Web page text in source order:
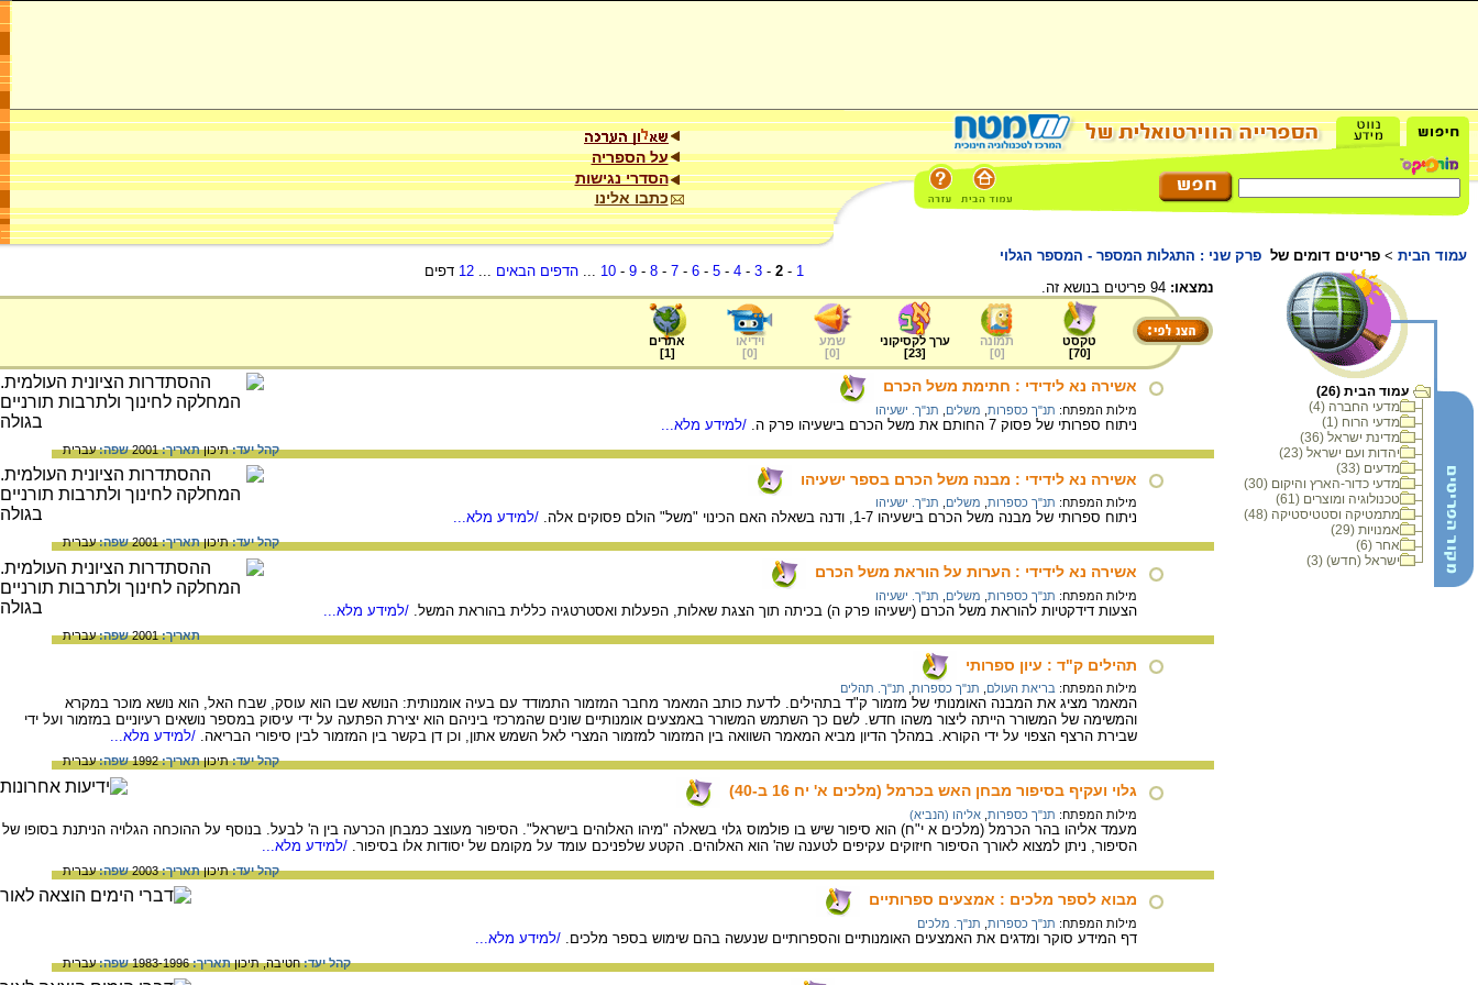
על הספריה
הסדרי נגישות
כתבו אלינו
עמוד הבית > פריטים דומים של פרק שני : התגלות המספר - המספר הגלוי
עמוד הבית (26)
מדעי החברה (4)
מדעי הרוח (1)
מדינת ישראל (36)
יהדות ועם ישראל (23)
מדעים (33)
מדעי כדור-הארץ והיקום (30)
טכנולוגיה ומוצרים (61)
מתמטיקה וסטטיסטיקה (48)
אמנויות (29)
אחר (6)
ישראל (חדש) (3)
1
-
2
-
3
-
4
-
5
-
6
-
7
-
8
-
9
-
10
...הדפים הבאים ...
12 דפים
נמצאו:
טקסט
[
70
]
תמונה
[
0
]
ערך לקסיקוני
[
23
]
שמע
[
0
]
וידיאו
[
0
]
אתרים
[
1
]
אשירה נא לידידי : חתימת משל הכרם
מילות המפתח: תנ"ך כספרות משלים תנ"ך. ישעיהו
ניתוח ספרותי של פסוק 7 החותם את משל הכרם בישעיהו פרק ה. /למידע מלא...
קהל יעד:תיכוןתאריך:2001 שפה:עברית
אשירה נא לידידי : מבנה משל הכרם בספר ישעיהו
מילות המפתח: תנ"ך כספרות משלים תנ"ך. ישעיהו
ניתוח ספרותי של מבנה משל הכרם בישעיהו 1-7, ודנה בשאלה האם הכינוי "משל" הולם פסוקים אלה. /למידע מלא...
קהל יעד:תיכוןתאריך:2001 שפה:עברית
אשירה נא לידידי : הערות על הוראת משל הכרם
מילות המפתח: תנ"ך כספרות משלים תנ"ך. ישעיהו
הצעות דידקטיות להוראת משל הכרם (ישעיהו פרק ה) בכיתה תוך הצגת שאלות, הפעלות ואסטרטגיה כללית בהוראת המשל. /למידע מלא...
תאריך:2001 שפה:עברית
תהילים ק"ד : עיון ספרותי
מילות המפתח: בריאת העולם תנ"ך כספרות תנ"ך. תהלים
המאמר מציג את המבנה האומנותי של מזמור ק"ד בתהילים. לדעת כותב המאמר מחבר המזמור התמודד עם בעיה אומנותית: הנושא שבו הוא עוסק, שבח האל, הוא נושא מוכר במקרא
והמשימה של המשורר הייתה ליצור משהו חדש. לשם כך השתמש המשורר באמצעים אומנותיים שונים שהמרכזי ביניהם הוא יצירת הפתעה על ידי עיסוק במספר נושאים רעיוניים במזמור ועל ידי
שבירת הרצף הצפוי על ידי הקורא. במהלך הדיון מביא המאמר השוואה בין המזמור למזמור המצרי לאל השמש אתון, וכן דן בקשר בין המזמור לבין סיפורי הבריאה. /למידע מלא...
קהל יעד:תיכוןתאריך:1992 שפה:עברית
גלוי ועקיף בסיפור מבחן האש בכרמל (מלכים א' יח 16 ב-40)
מילות המפתח: תנ"ך כספרות אליהו (הנביא)
מעמד אליהו בהר הכרמל (מלכים א י"ח) הוא סיפור שיש בו פולמוס גלוי בשאלה "מיהו האלוהים בישראל". הסיפור מעוצב כמבחן הכרעה בין ה' לבעל. בנוסף על ההוכחה הגלויה הניתנת בסופו של
הסיפור, ניתן למצוא לאורך הסיפור חיזוקים עקיפים לטענה שה' הוא האלוהים. הקטע שלפניכם עומד על מקומם של יסודות אלו בסיפור. /למידע מלא...
קהל יעד:תיכוןתאריך:2003 שפה:עברית
מבוא לספר מלכים : אמצעים ספרותיים
מילות המפתח: תנ"ך כספרות תנ"ך. מלכים
דף המידע סוקר ומדגים את האמצעים האומנותיים והספרותיים שנעשה בהם שימוש בספר מלכים. /למידע מלא...
קהל יעד:חטיבה,תיכוןתאריך:1983-1996 שפה:עברית